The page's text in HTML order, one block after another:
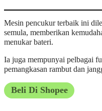
Mesin pencukur terbaik ini
semula, memberikan
menukar bateri.
Ia juga mempunyai pelbagai
pemangkasan rambut dan
Beli Di Shopee